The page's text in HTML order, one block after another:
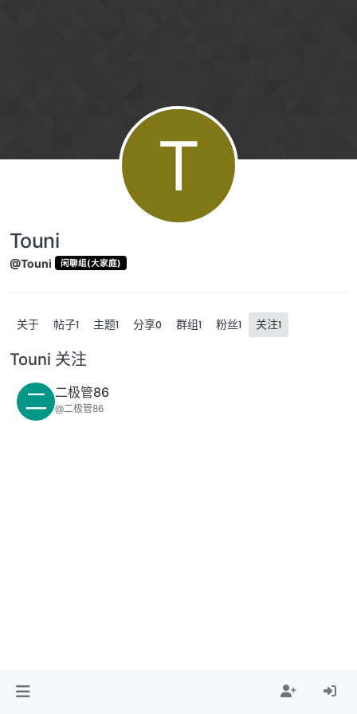
T
Touni
@Touni 闲聊组(大家庭)
关于 帖子1 主题1 分享0 群组1 粉丝1 关注1
Touni 关注
二 二极管86
@二极管86